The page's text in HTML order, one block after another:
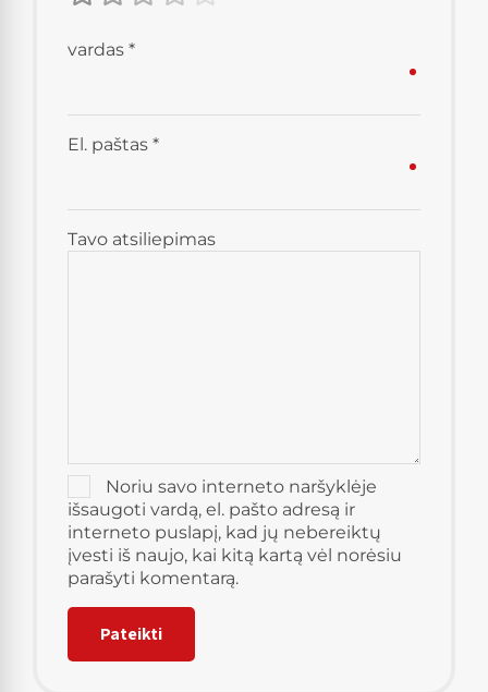
Tavo atsiliepimas
vardas *
El. paštas *
Noriu savo interneto naršyklėje
išsaugoti vardą, el. pašto adresą ir
interneto puslapį, kad jų nebereiktų
įvesti iš naujo, kai kitą kartą vėl norėsiu
parašyti komentarą.